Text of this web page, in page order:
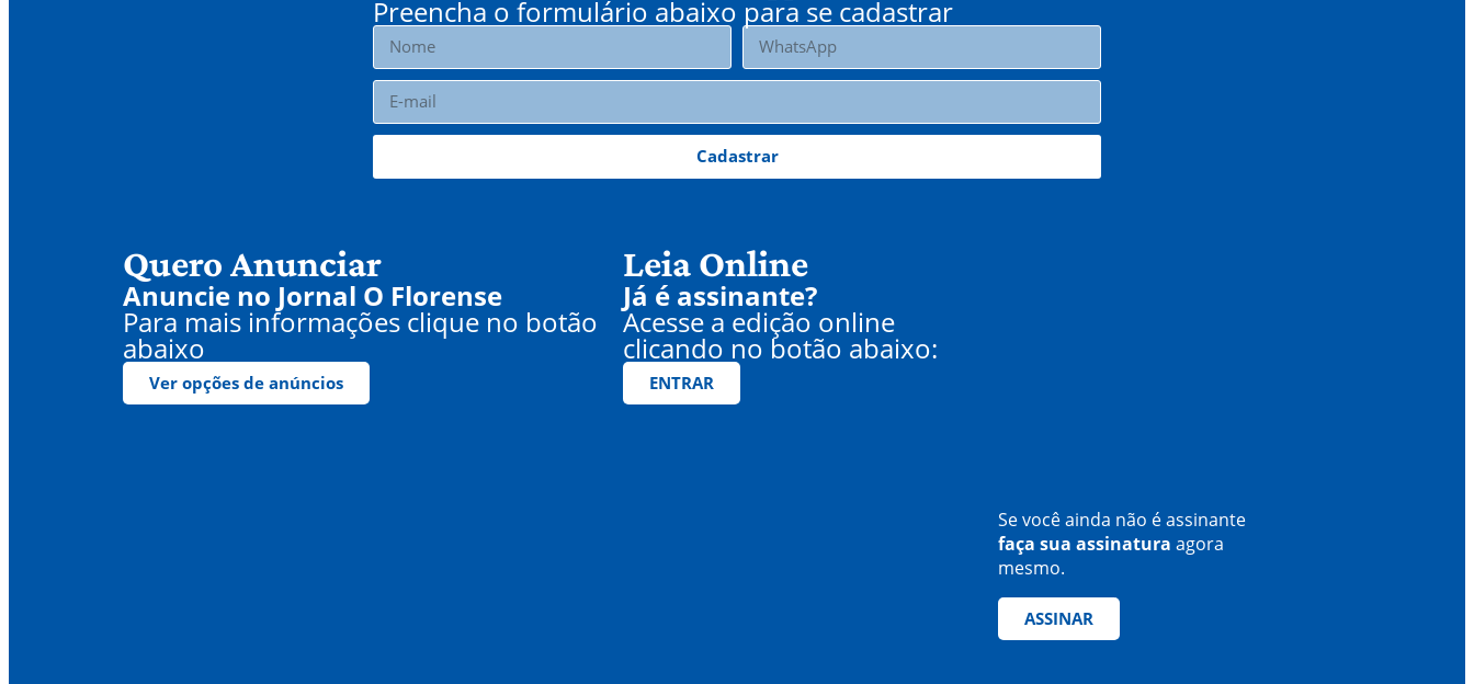
Preencha o formulário abaixo para se cadastrar
Cadastrar
Quero Anunciar
Anuncie no Jornal O Florense
Para mais informações clique no botão
abaixo
Ver opções de anúncios
Leia Online
Já é assinante?
Acesse a edição online
clicando no botão abaixo:
ENTRAR
Se você ainda não é assinante
faça sua assinatura agora
mesmo.
ASSINAR